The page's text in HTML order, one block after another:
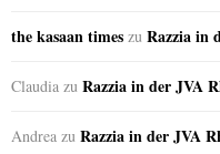
the kasaan times zu Razzia in
Claudia zu Razzia in der JVA
Andrea zu Razzia in der JVA